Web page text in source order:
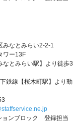
みなとみらい2-2-1
ワー13F
なとみらい駅】より徒歩3
鉄線【桜木町駅】より動
ョンブロック 登録担当